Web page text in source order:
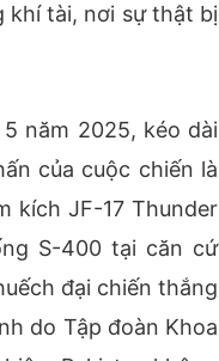
khí tài, nơi sự thật bị
năm 2025, kéo dài
của cuộc chiến là
kích JF-17 Thunder
S-400 tại căn cứ
đại chiến thắng
do Tập đoàn Khoa